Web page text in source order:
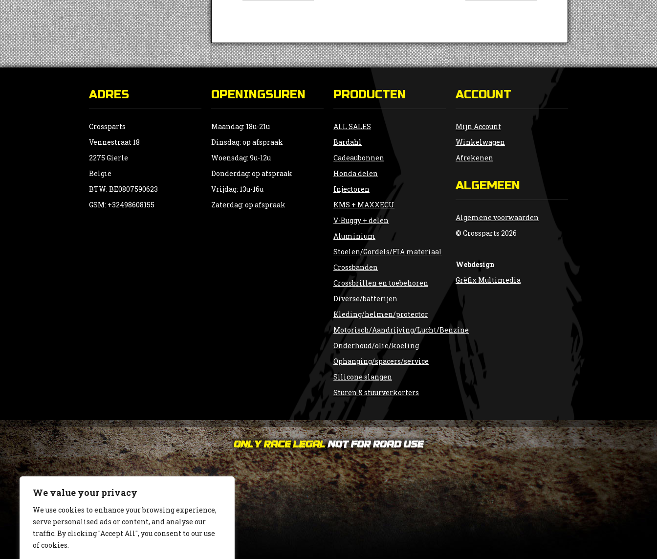
We value your privacy
We use cookies to enhance your browsing experience,
serve personalised ads or content, and analyse our
traffic. By clicking "Accept All", you consent to our use
of cookies.
kan
gekozen
worden
de
productpagina
ADRES
Crossparts
Vennestraat 18
2275 Gierle
België
BTW: BE0807590623
GSM: +32498608155
OPENINGSUREN
Maandag: 18u-21u
Dinsdag: op afspraak
Woensdag: 9u-12u
Donderdag: op afspraak
Vrijdag: 13u-16u
Zaterdag: op afspraak
PRODUCTEN
ALL SALES
Bardahl
Cadeaubonnen
Honda delen
Injectoren
KMS + MAXXECU
V-Buggy + delen
Aluminium
Stoelen/Gordels/FIA materiaal
Crossbanden
Crossbrillen en toebehoren
Diverse/batterijen
Kleding/helmen/protector
Motorisch/Aandrijving/Lucht/Benzine
Onderhoud/olie/koeling
Ophanging/spacers/service
Silicone slangen
Sturen & stuurverkorters
ACCOUNT
Mijn Account
Winkelwagen
Afrekenen
ALGEMEEN
Algemene voorwaarden
© Crossparts 2026
Webdesign
Grèfix Multimedia